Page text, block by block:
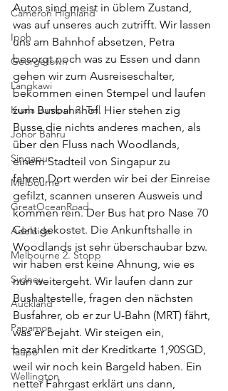
Cameron Highland
Ipoh
Georgetown
Langkawi
Kuala Lumpur 2. Teil
Johor Bahru
Singapur
Melbourne
GreatOceanRoad
Adelaide
Melbourne 2. Stopp
Sydney
Auckland
Papamoa
Taupo
Wellington
Autos sind meist in üblem Zustand,
was auf unseres auch zutrifft. Wir lassen
uns am Bahnhof absetzen, Petra
besorgt noch was zu Essen und dann
gehen wir zum Ausreiseschalter,
bekommen einen Stempel und laufen
zum Busbahnhof. Hier stehen zig
Busse die nichts anderes machen, als
über den Fluss nach Woodlands,
einem Stadteil von Singapur zu
fahren.Dort werden wir bei der Einreise
gefilzt, scannen unseren Ausweis und
kommen rein. Der Bus hat pro Nase 70
Cent gekostet. Die Ankunftshalle in
Woodlands ist sehr überschaubar bzw.
wir haben erst keine Ahnung, wie es
nun weitergeht. Wir laufen dann zur
Bushaltestelle, fragen den nächsten
Busfahrer, ob er zur U-Bahn (MRT) fährt,
was er bejaht. Wir steigen ein,
bezahlen mit der Kreditkarte 1,90SGD,
weil wir noch kein Bargeld haben. Ein
netter Fahrgast erklärt uns dann,